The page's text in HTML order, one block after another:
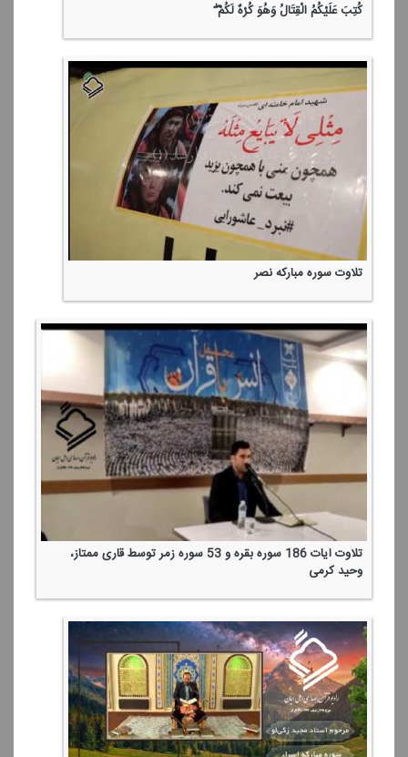
كُتِبَ عَلَیْكُمُ الْقِتَالُ وَهُوَ كُرْهٌ لَكُمْ ۖ
تلاوت سوره مباركه نصر
تلاوت آیات 186 سوره بقره و 53 سوره زمر توسط قاری ممتاز،
وحید كرمی